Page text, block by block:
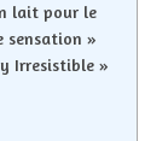
lait pour le
sensation »
Irresistible »